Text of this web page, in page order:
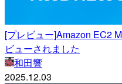
[プレビュー]Amazon EC2
ビューされました
和田響
2025.12.03